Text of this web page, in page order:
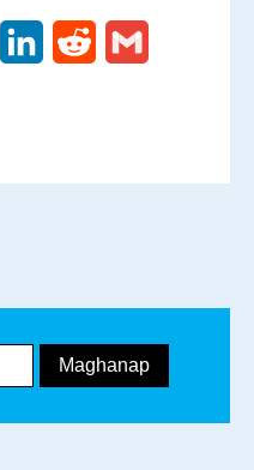
PinterestLinkedIn Reddit